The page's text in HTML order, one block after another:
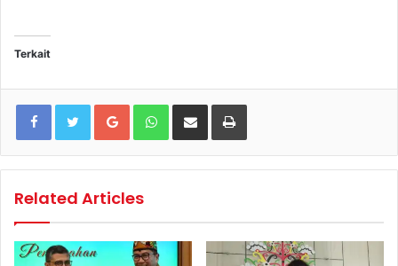
Terkait
Google+WhatsApp
Share via Email Print
Related Articles